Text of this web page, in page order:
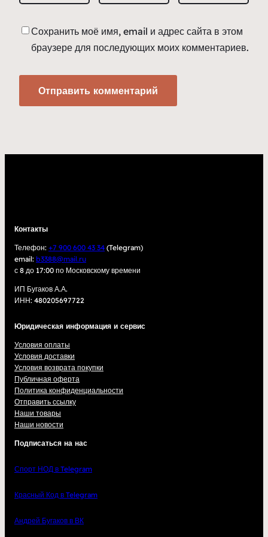
Сохранить моё имя, email и адрес сайта в этом
браузере для последующих моих комментариев.
Контакты
Телефон: +7 900 600 43 34 (Telegram)
email: b3388@mail.ru
с 8 до 17:00 по Московскому времени
ИП Бугаков А.А.
ИНН: 480205697722
Юридическая информация и сервис
Условия оплаты
Условия доставки
Условия возврата покупки
Публичная оферта
Политика конфиденциальности
Отправить ссылку
Наши товары
Наши новости
Подписаться на нас
Спорт НОД в Telegram
Красный Код в Telegram
Андрей Бугаков в ВК